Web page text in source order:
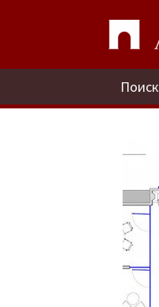
Поиск